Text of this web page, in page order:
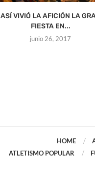
ASÍ VIVIÓ LA AFICIÓN LA
FIESTA EN...
junio 26, 2017
HOME
ATLETISMO POPULAR